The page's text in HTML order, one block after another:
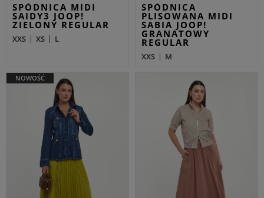
SPÓDNICA MIDI
SAIDY3 JOOP!
ZIELONY REGULAR
XXS XS L
SPÓDNICA
PLISOWANA MIDI
SABIA JOOP!
GRANATOWY
REGULAR
XXS M
NOWOŚĆ